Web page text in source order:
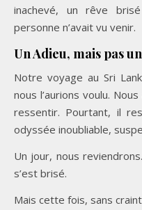
inachevé, un rêve
personne n’avait vu venir.
Un Adieu, mais pas
Notre voyage au Sri
nous l’aurions voulu.
ressentir. Pourtant, il
odyssée inoubliable,
Un jour, nous
s’est brisé.
Mais cette fois, sans